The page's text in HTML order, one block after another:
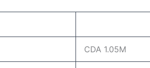
CDA 1.05M